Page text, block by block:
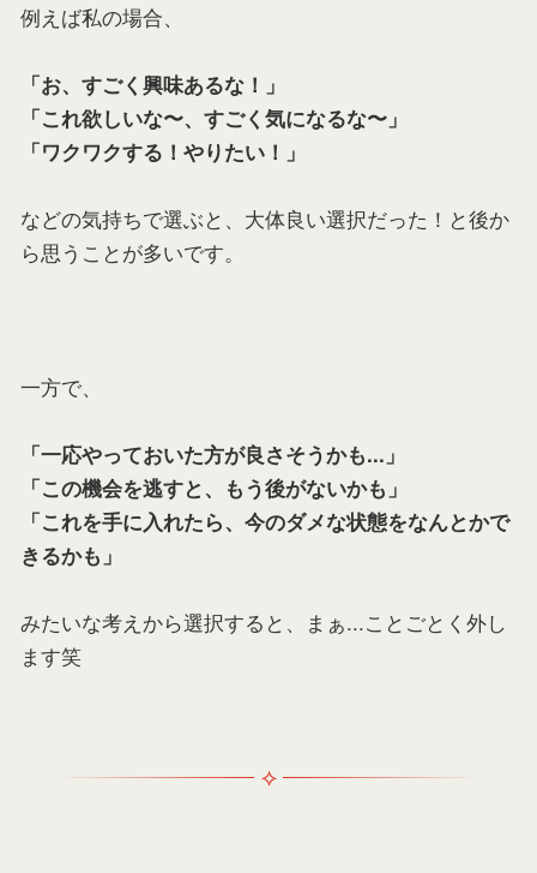
例えば私の場合、
「お、すごく興味あるな！」
「これ欲しいな〜、すごく気になるな〜」
「ワクワクする！やりたい！」
などの気持ちで選ぶと、大体良い選択だった！と後か
ら思うことが多いです。
一方で、
「一応やっておいた方が良さそうかも...」
「この機会を逃すと、もう後がないかも」
「これを手に入れたら、今のダメな状態をなんとかで
きるかも」
みたいな考えから選択すると、まぁ...ことごとく外し
ます笑